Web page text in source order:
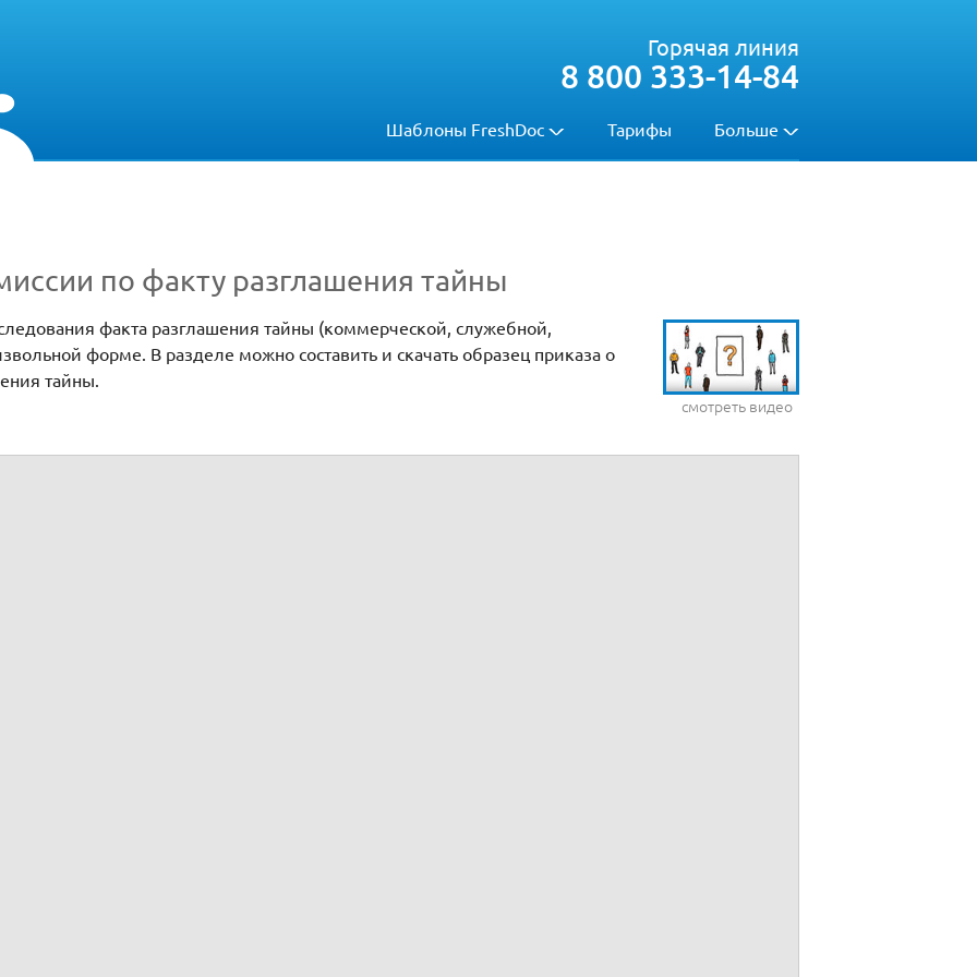
Шаблоны FreshDoc Тарифы Больше
Горячая линия
8 800 333-14-84
по факту разглашения тайны
смотреть видео
факта разглашения тайны (коммерческой, служебной,
форме. В разделе можно составить и скачать образец приказа о
тайны.